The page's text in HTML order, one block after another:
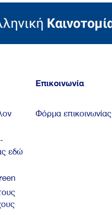
εδώ
Επικοινωνία
Φόρμα επικοινωνίας